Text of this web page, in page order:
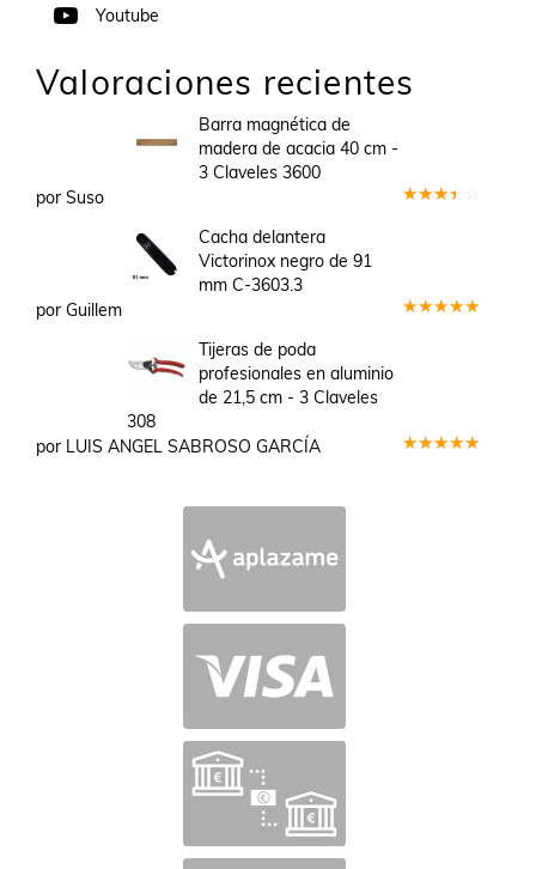
Youtube
Valoraciones recientes
Barra magnética de
madera de acacia 40 cm -
3 Claveles 3600
por Suso
Cacha delantera
Victorinox negro de 91
mm C-3603.3
por Guillem
Tijeras de poda
profesionales en aluminio
de 21,5 cm - 3 Claveles
308
por LUIS ANGEL SABROSO GARCÍA